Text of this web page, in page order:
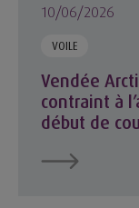
10/06/2026
VOILE
Vendée
contraint à
début de